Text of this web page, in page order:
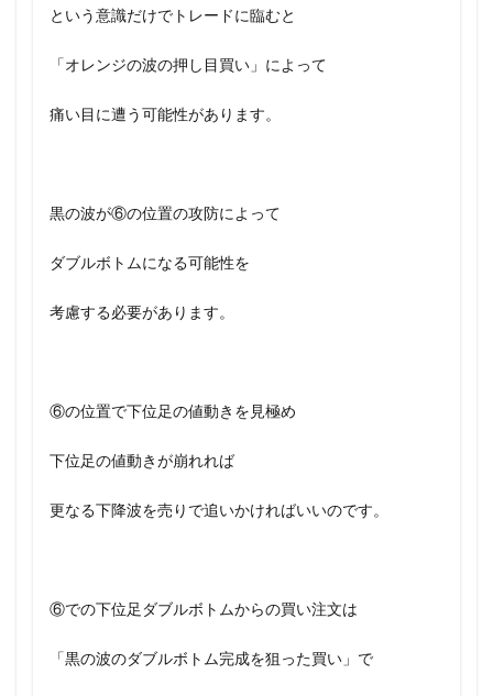
という意識だけでトレードに臨むと
「オレンジの波の押し目買い」によって
痛い目に遭う可能性があります。
黒の波が⑥の位置の攻防によって
ダブルボトムになる可能性を
考慮する必要があります。
⑥の位置で下位足の値動きを見極め
下位足の値動きが崩れれば
更なる下降波を売りで追いかければいいのです。
⑥での下位足ダブルボトムからの買い注文は
「黒の波のダブルボトム完成を狙った買い」で